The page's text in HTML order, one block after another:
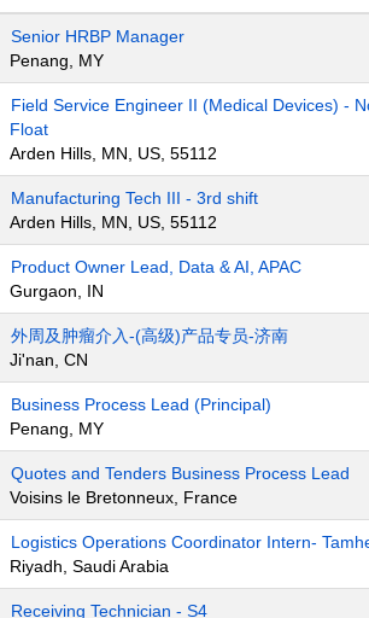
Senior HRBP Manager
Penang, MY
Field Service Engineer II (Medical Devices) -
Float
Arden Hills, MN, US, 55112
Manufacturing Tech III - 3rd shift
Arden Hills, MN, US, 55112
Product Owner Lead, Data & AI, APAC
Gurgaon, IN
外周及肿瘤介入-(高级)产品专员-济南
Ji'nan, CN
Business Process Lead (Principal)
Penang, MY
Quotes and Tenders Business Process Lead
Voisins le Bretonneux, France
Logistics Operations Coordinator Intern-
Riyadh, Saudi Arabia
Receiving Technician - S4